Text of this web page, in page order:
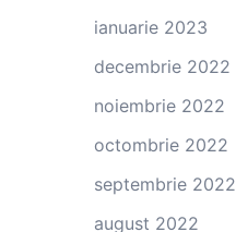
ianuarie 2023
decembrie 2022
noiembrie 2022
octombrie 2022
septembrie 2022
august 2022